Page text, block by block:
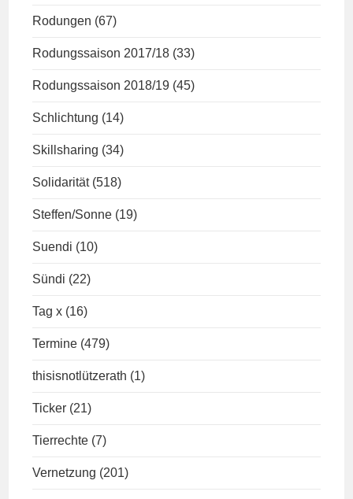
Rodungen (67)
Rodungssaison 2017/18 (33)
Rodungssaison 2018/19 (45)
Schlichtung (14)
Skillsharing (34)
Solidarität (518)
Steffen/Sonne (19)
Suendi (10)
Sündi (22)
Tag x (16)
Termine (479)
thisisnotlützerath (1)
Ticker (21)
Tierrechte (7)
Vernetzung (201)